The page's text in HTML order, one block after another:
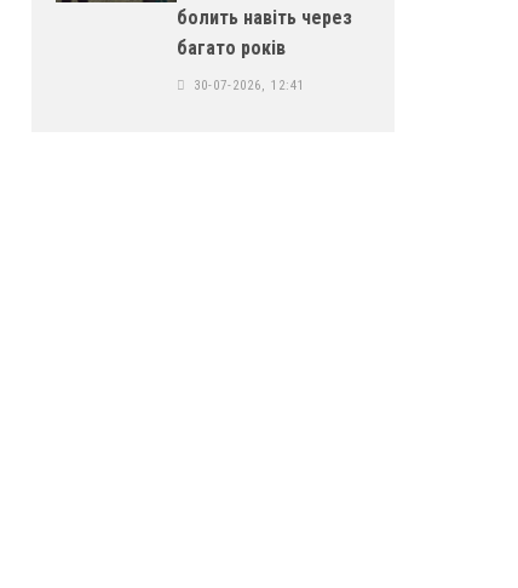
болить навіть через
багато років
30-07-2026, 12:41